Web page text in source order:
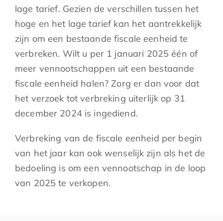
lage tarief. Gezien de verschillen tussen het
hoge en het lage tarief kan het aantrekkelijk
zijn om een bestaande fiscale eenheid te
verbreken. Wilt u per 1 januari 2025 één of
meer vennootschappen uit een bestaande
fiscale eenheid halen? Zorg er dan voor dat
het verzoek tot verbreking uiterlijk op 31
december 2024 is ingediend.
Verbreking van de fiscale eenheid per begin
van het jaar kan ook wenselijk zijn als het de
bedoeling is om een vennootschap in de loop
van 2025 te verkopen.